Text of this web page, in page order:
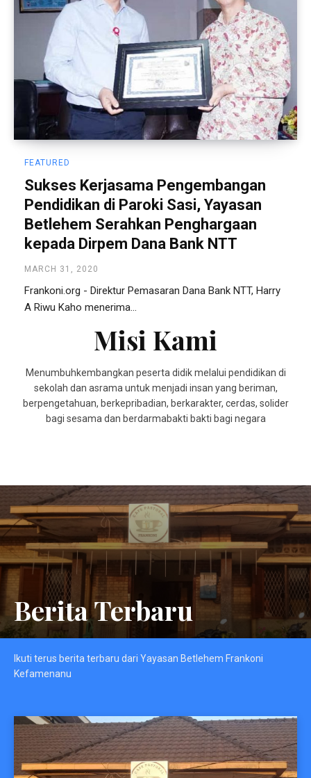
FEATURED
Sukses Kerjasama Pengembangan
Pendidikan di Paroki Sasi, Yayasan
Betlehem Serahkan Penghargaan
kepada Dirpem Dana Bank NTT
MARCH 31, 2020
Frankoni.org - Direktur Pemasaran Dana Bank NTT, Harry
A Riwu Kaho menerima...
Misi Kami
Menumbuhkembangkan peserta didik melalui pendidikan di
sekolah dan asrama untuk menjadi insan yang beriman,
berpengetahuan, berkepribadian, berkarakter, cerdas, solider
bagi sesama dan berdarmabakti bakti bagi negara
Berita Terbaru
Ikuti terus berita terbaru dari Yayasan Betlehem Frankoni
Kefamenanu